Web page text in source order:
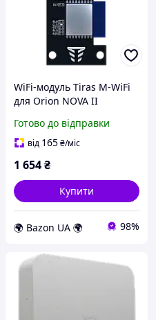
WiFi-модуль Tiras M-WiFi
для Orion NOVA II
Готово до відправки
від 165₴/міс
1 654₴
Купити
🌍 Bazon UA 🌍 98%